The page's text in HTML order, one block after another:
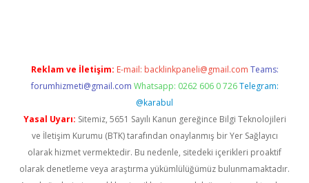
Reklam ve İletişim: E-mail: backlinkpaneli@gmail.com Teams:
forumhizmeti@gmail.com Whatsapp: 0262 606 0 726 Telegram:
@karabul
Yasal Uyarı: Sitemiz, 5651 Sayılı Kanun gereğince Bilgi Teknolojileri
ve İletişim Kurumu (BTK) tarafından onaylanmış bir Yer Sağlayıcı
olarak hizmet vermektedir. Bu nedenle, sitedeki içerikleri proaktif
olarak denetleme veya araştırma yükümlülüğümüz bulunmamaktadır.